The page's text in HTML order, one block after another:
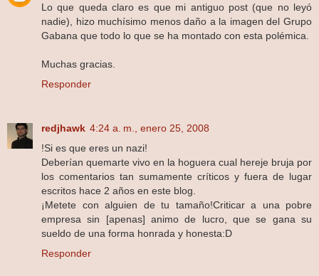
Lo que queda claro es que mi antiguo post (que no leyó
nadie), hizo muchísimo menos daño a la imagen del Grupo
Gabana que todo lo que se ha montado con esta polémica.
Muchas gracias.
Responder
redjhawk 4:24 a. m., enero 25, 2008
!Si es que eres un nazi!
Deberían quemarte vivo en la hoguera cual hereje bruja por
los comentarios tan sumamente críticos y fuera de lugar
escritos hace 2 años en este blog.
¡Metete con alguien de tu tamaño!Criticar a una pobre
empresa sin [apenas] animo de lucro, que se gana su
sueldo de una forma honrada y honesta:D
Responder